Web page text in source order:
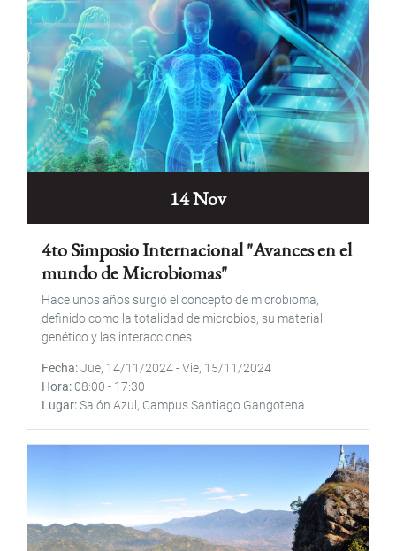
14 Nov
4to Simposio Internacional "Avances en el
mundo de Microbiomas"
Hace unos años surgió el concepto de microbioma,
definido como la totalidad de microbios, su material
genético y las interacciones...
Fecha Jue, 14/11/2024-Vie, 15/11/2024
Hora 08:00 - 17:30
Lugar Salón Azul, Campus Santiago Gangotena